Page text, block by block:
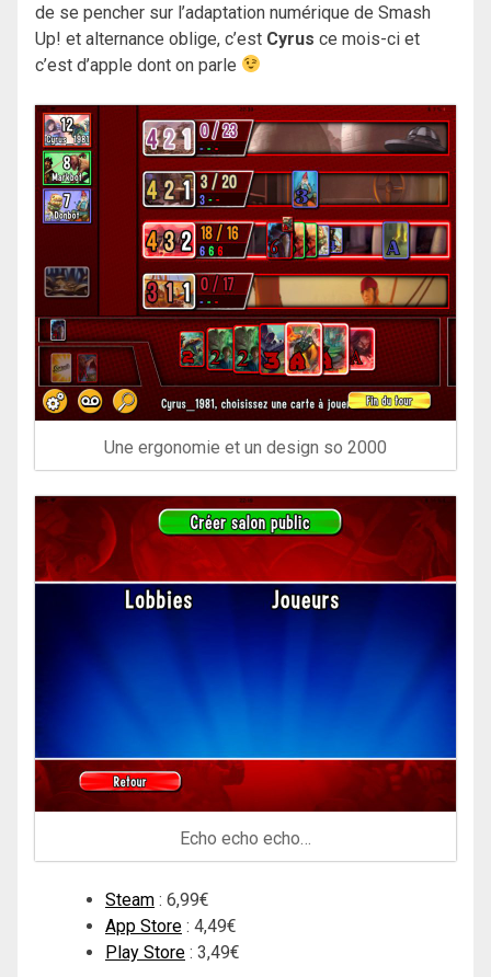
de se pencher sur l’adaptation numérique de Smash
Up! et alternance oblige, c’est Cyrus ce mois-ci et
c’est d’apple dont on parle
Une ergonomie et un design so 2000
Echo echo echo…
Steam : 6,99€
App Store : 4,49€
Play Store : 3,49€